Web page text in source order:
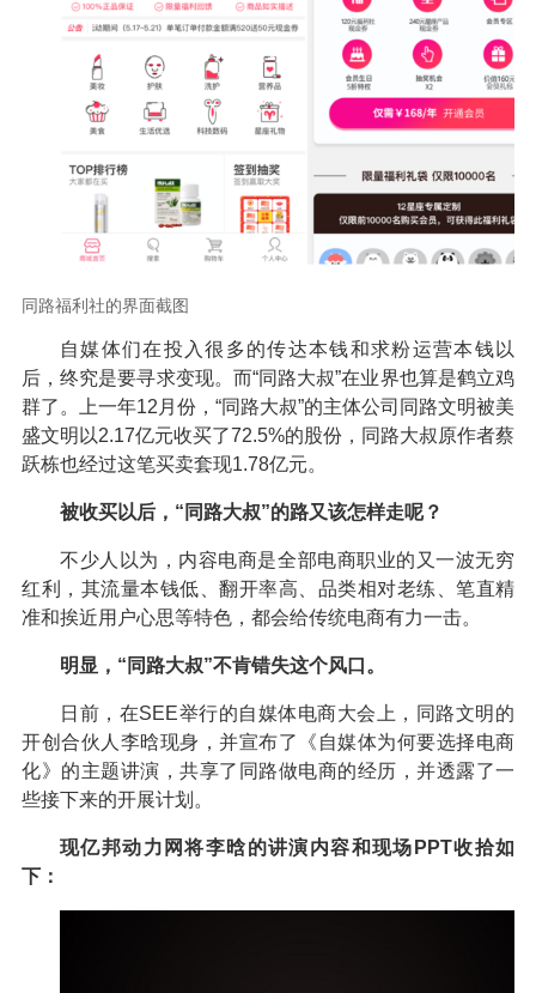
同路福利社的界面截图
自媒体们在投入很多的传达本钱和求粉运营本钱以
后，终究是要寻求变现。而“同路大叔”在业界也算是鹤立鸡
群了。上一年12月份，“同路大叔”的主体公司同路文明被美
盛文明以2.17亿元收买了72.5%的股份，同路大叔原作者蔡
跃栋也经过这笔买卖套现1.78亿元。
被收买以后，“同路大叔”的路又该怎样走呢？
不少人以为，内容电商是全部电商职业的又一波无穷
红利，其流量本钱低、翻开率高、品类相对老练、笔直精
准和挨近用户心思等特色，都会给传统电商有力一击。
明显，“同路大叔”不肯错失这个风口。
日前，在SEE举行的自媒体电商大会上，同路文明的
开创合伙人李晗现身，并宣布了《自媒体为何要选择电商
化》的主题讲演，共享了同路做电商的经历，并透露了一
些接下来的开展计划。
现亿邦动力网将李晗的讲演内容和现场PPT收拾如
下：